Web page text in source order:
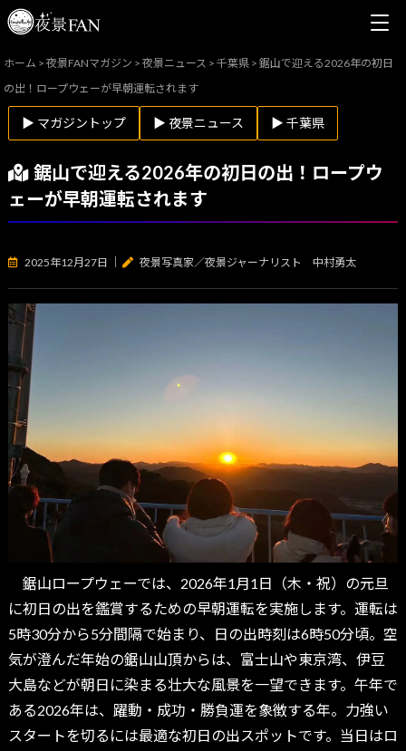
ホーム >夜景FANマガジン >夜景ニュース >千葉県 >鋸山で迎える2026年の初日
の出！ロープウェーが早朝運転されます
▶ マガジントップ ▶ 夜景ニュース ▶ 千葉県
鋸山で迎える2026年の初日の出！ロープウ
ェーが早朝運転されます
2025年12月27日 夜景写真家／夜景ジャーナリスト 中村勇太
鋸山ロープウェーでは、2026年1月1日（木・祝）の元旦
に初日の出を鑑賞するための早朝運転を実施します。運転は
5時30分から5分間隔で始まり、日の出時刻は6時50分頃。空
気が澄んだ年始の鋸山山頂からは、富士山や東京湾、伊豆
大島などが朝日に染まる壮大な風景を一望できます。午年で
ある2026年は、躍動・成功・勝負運を象徴する年。力強い
スタートを切るには最適な初日の出スポットです。当日はロ